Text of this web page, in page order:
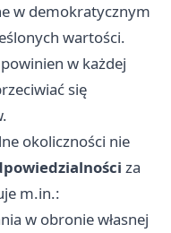
w demokratycznym
wartości.
w każdej
się
okoliczności nie
za
m.in.:
w obronie własnej